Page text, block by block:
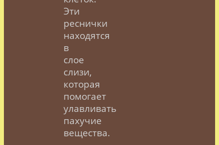
Эти
реснички
находятся
в
слое
слизи,
которая
помогает
улавливать
пахучие
вещества.